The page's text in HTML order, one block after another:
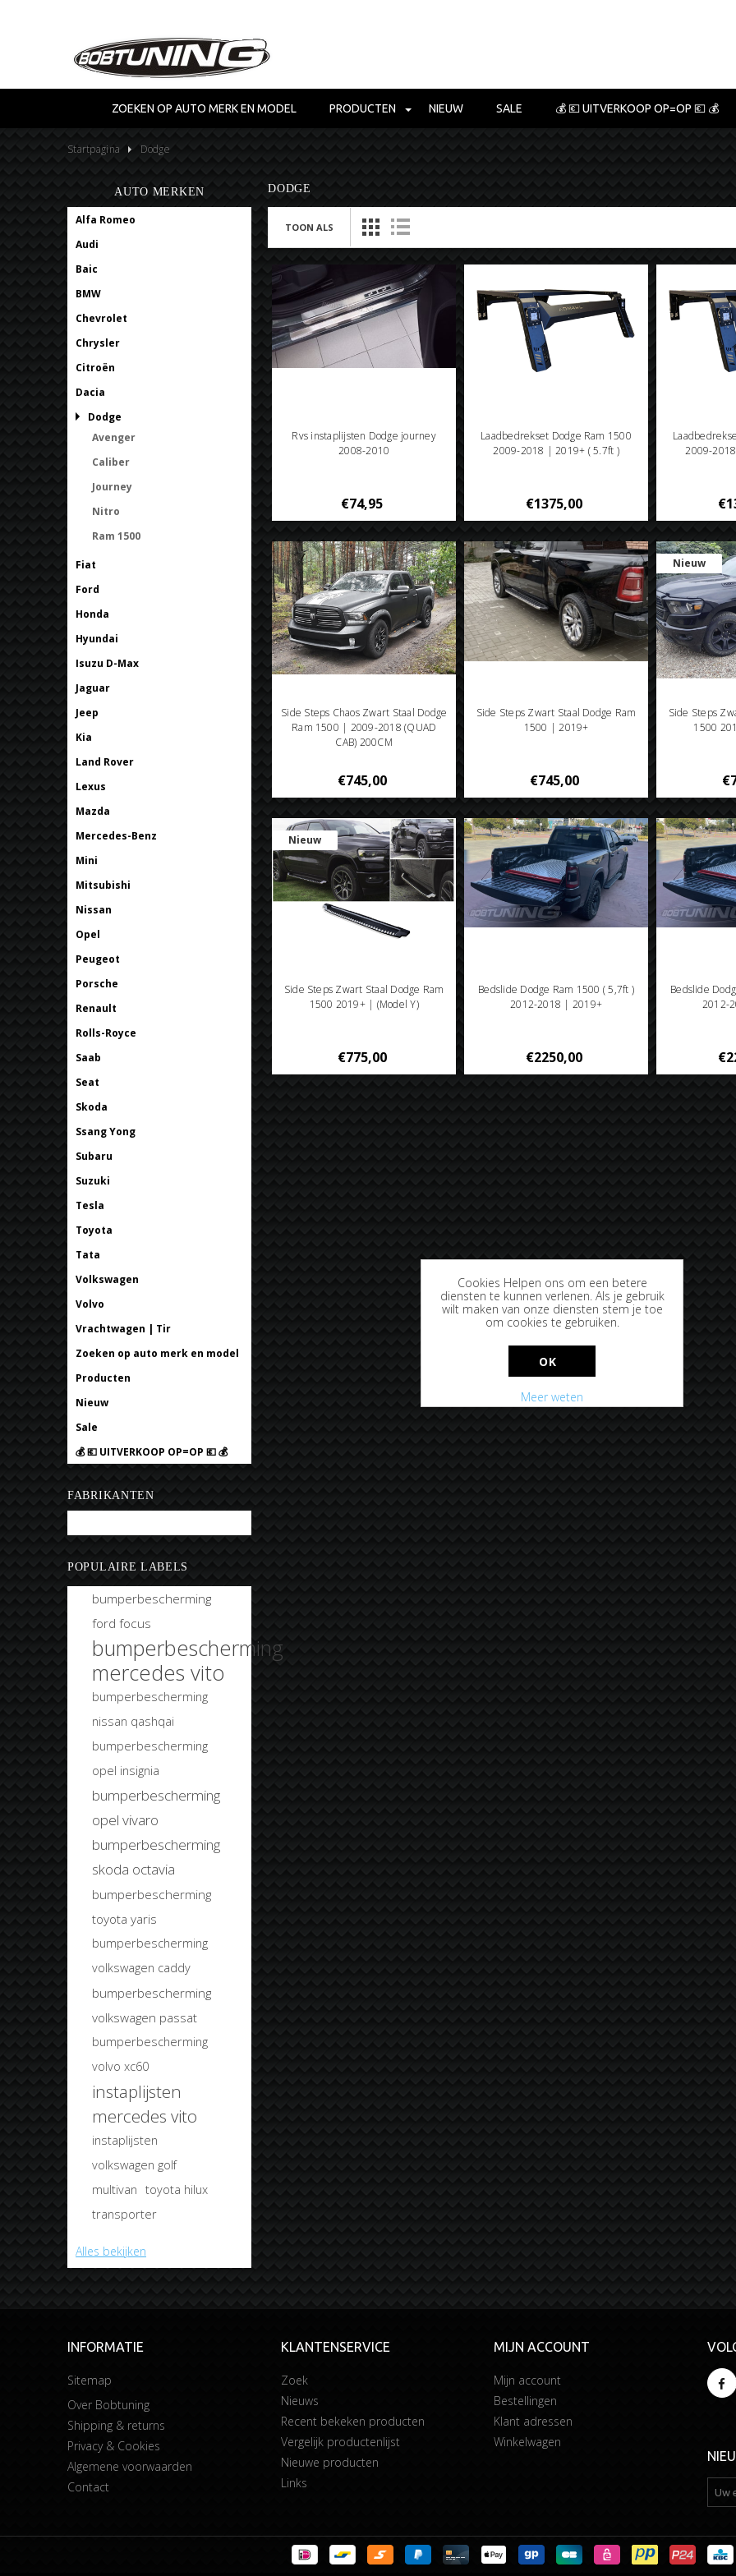
ZOEKEN OP AUTO MERK EN MODEL PRODUCTEN NIEUW SALE 💰 💶 UITVERKOOP OP=OP 💶 💰
Startpagina Dodge
AUTO MERKEN
Alfa Romeo
Audi
Baic
BMW
Chevrolet
Chrysler
Citroën
Dacia
Dodge
Avenger
Caliber
Journey
Nitro
Ram 1500
Fiat
Ford
Honda
Hyundai
Isuzu D-Max
Jaguar
Jeep
Kia
Land Rover
Lexus
Mazda
Mercedes-Benz
Mini
Mitsubishi
Nissan
Opel
Peugeot
Porsche
Renault
Rolls-Royce
Saab
Seat
Skoda
Ssang Yong
Subaru
Suzuki
Tesla
Toyota
Tata
Volkswagen
Volvo
Vrachtwagen | Tir
Zoeken op auto merk en model
Producten
Nieuw
Sale
💰 💶 UITVERKOOP OP=OP 💶 💰
FABRIKANTEN
POPULAIRE LABELS
bumperbescherming
ford focus
bumperbescherming
mercedes vito
bumperbescherming
nissan qashqai
bumperbescherming
opel insignia
bumperbescherming
opel vivaro
bumperbescherming
skoda octavia
bumperbescherming
toyota yaris
bumperbescherming
volkswagen caddy
bumperbescherming
volkswagen passat
bumperbescherming
volvo xc60
instaplijsten
mercedes vito
instaplijsten
volkswagen golf
multivan toyota hilux
transporter
Alles bekijken
DODGE
TOON ALS
Rvs instaplijsten Dodge journey
2008-2010
€74,95
Laadbedrekset Dodge Ram 1500
2009-2018 | 2019+ ( 5.7ft )
€1375,00
2009-
Side Steps Chaos Zwart Staal Dodge
Ram 1500 | 2009-2018 (QUAD
CAB) 200CM
€745,00
Side Steps Zwart Staal Dodge Ram
1500 | 2019+
€745,00
Nieuw
Side Steps
1500
Nieuw
Side Steps Zwart Staal Dodge Ram
1500 2019+ | (Model Y)
€775,00
Bedslide Dodge Ram 1500 ( 5,7ft )
2012-2018 | 2019+
€2250,00
Bedslide
2012-
INFORMATIE
Sitemap
Over Bobtuning
Shipping & returns
Privacy & Cookies
Algemene voorwaarden
Contact
KLANTENSERVICE
Zoek
Nieuws
Recent bekeken producten
Vergelijk productenlijst
Nieuwe producten
Links
MIJN ACCOUNT
Mijn account
Bestellingen
Klant adressen
Winkelwagen
Cookies Helpen ons om een betere
diensten te kunnen verlenen. Als je gebruik
wilt maken van onze diensten stem je toe
om cookies te gebruiken.
OK
Meer weten